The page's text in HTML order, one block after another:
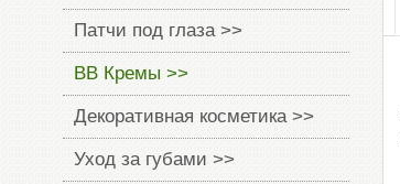
Патчи под глаза >>
BB Кремы >>
Декоративная косметика >>
Уход за губами >>